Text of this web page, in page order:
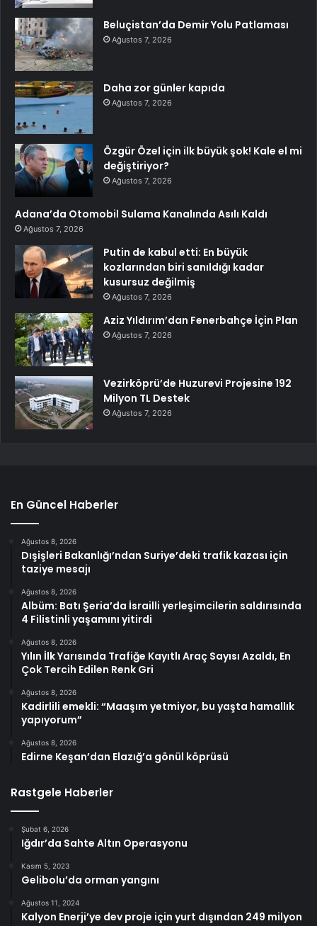
Beluçistan’da Demir Yolu Patlaması
Ağustos 7, 2026
Daha zor günler kapıda
Ağustos 7, 2026
Özgür Özel için ilk büyük şok! Kale el mi
değiştiriyor?
Ağustos 7, 2026
Adana’da Otomobil Sulama Kanalında Asılı Kaldı
Ağustos 7, 2026
Putin de kabul etti: En büyük
kozlarından biri sanıldığı kadar
kusursuz değilmiş
Ağustos 7, 2026
Aziz Yıldırım’dan Fenerbahçe İçin Plan
Ağustos 7, 2026
Vezirköprü’de Huzurevi Projesine 192
Milyon TL Destek
Ağustos 7, 2026
En Güncel Haberler
Ağustos 8, 2026
Dışişleri Bakanlığı’ndan Suriye’deki trafik kazası için
taziye mesajı
Ağustos 8, 2026
Albüm: Batı Şeria’da İsrailli yerleşimcilerin saldırısında
4 Filistinli yaşamını yitirdi
Ağustos 8, 2026
Yılın İlk Yarısında Trafiğe Kayıtlı Araç Sayısı Azaldı, En
Çok Tercih Edilen Renk Gri
Ağustos 8, 2026
Kadirlili emekli: “Maaşım yetmiyor, bu yaşta hamallık
yapıyorum”
Ağustos 8, 2026
Edirne Keşan’dan Elazığ’a gönül köprüsü
Rastgele Haberler
Şubat 6, 2026
Iğdır’da Sahte Altın Operasyonu
Kasım 5, 2023
Gelibolu’da orman yangını
Ağustos 11, 2024
Kalyon Enerji’ye dev proje için yurt dışından 249 milyon